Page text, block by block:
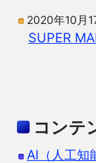
2020年10月
SUPER
コンテ
AI（人工知